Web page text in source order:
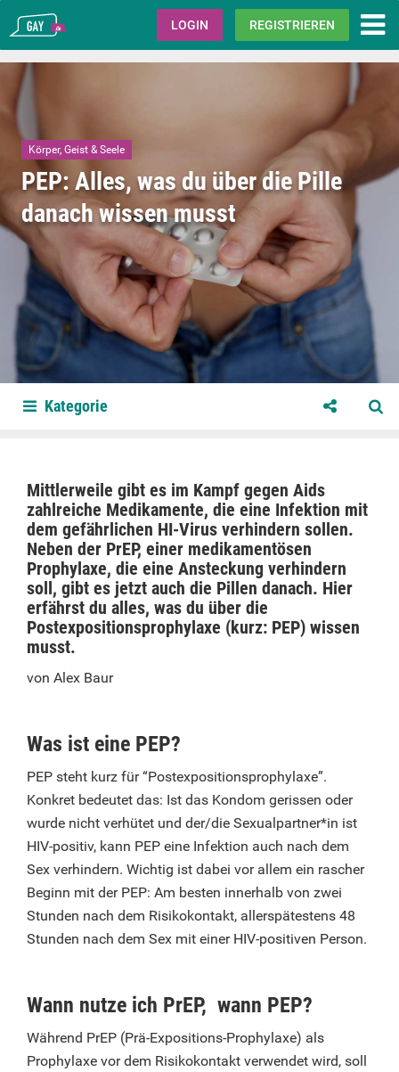
Gay.de LOGIN REGISTRIEREN
Körper, Geist & Seele
PEP: Alles, was du über die Pille
danach wissen musst
Kategorie
Mittlerweile gibt es im Kampf gegen Aids
zahlreiche Medikamente, die eine Infektion mit
dem gefährlichen HI-Virus verhindern sollen.
Neben der PrEP, einer medikamentösen
Prophylaxe, die eine Ansteckung verhindern
soll, gibt es jetzt auch die Pillen danach. Hier
erfährst du alles, was du über die
Postexpositionsprophylaxe (kurz: PEP) wissen
musst.
von Alex Baur
Was ist eine PEP?
PEP steht kurz für “Postexpositionsprophylaxe”.
Konkret bedeutet das: Ist das Kondom gerissen oder
wurde nicht verhütet und der/die Sexualpartner*in ist
HIV-positiv, kann PEP eine Infektion auch nach dem
Sex verhindern. Wichtig ist dabei vor allem ein rascher
Beginn mit der PEP: Am besten innerhalb von zwei
Stunden nach dem Risikokontakt, allerspätestens 48
Stunden nach dem Sex mit einer HIV-positiven Person.
Wann nutze ich PrEP, wann PEP?
Während PrEP (Prä-Expositions-Prophylaxe) als
Prophylaxe vor dem Risikokontakt verwendet wird, soll